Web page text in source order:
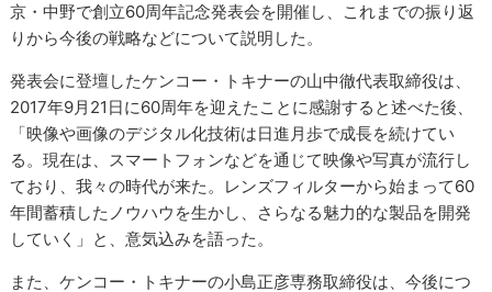
京・中野で創立60周年記念発表会を開催し、これまでの振り返
りから今後の戦略などについて説明した。
発表会に登壇したケンコー・トキナーの山中徹代表取締役は、
2017年9月21日に60周年を迎えたことに感謝すると述べた後、
「映像や画像のデジタル化技術は日進月歩で成長を続けてい
る。現在は、スマートフォンなどを通じて映像や写真が流行し
ており、我々の時代が来た。レンズフィルターから始まって60
年間蓄積したノウハウを生かし、さらなる魅力的な製品を開発
していく」と、意気込みを語った。
また、ケンコー・トキナーの小島正彦専務取締役は、今後につ